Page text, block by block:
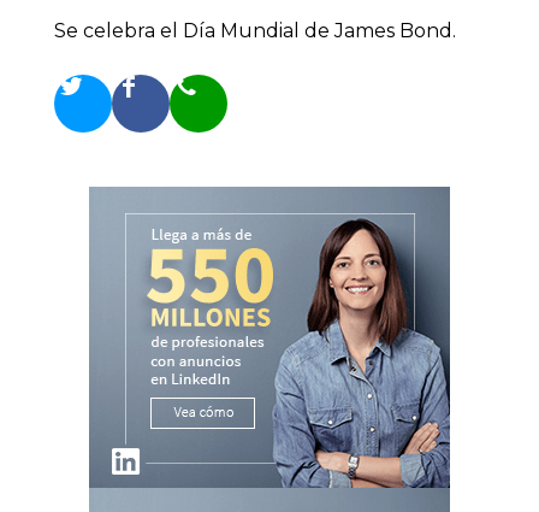
Se celebra el Día Mundial de James Bond.